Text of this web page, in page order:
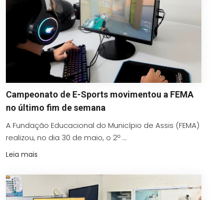
Campeonato de E-Sports movimentou a FEMA
no último fim de semana
A Fundação Educacional do Município de Assis (FEMA)
realizou, no dia 30 de maio, o 2º ...
Leia mais